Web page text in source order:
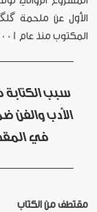
الأول عن ملحمة
المكتوب منذ عام 2001، أي "سرد الألفية".
سبب
الأدب والفن
في
مقتطف من الكتاب